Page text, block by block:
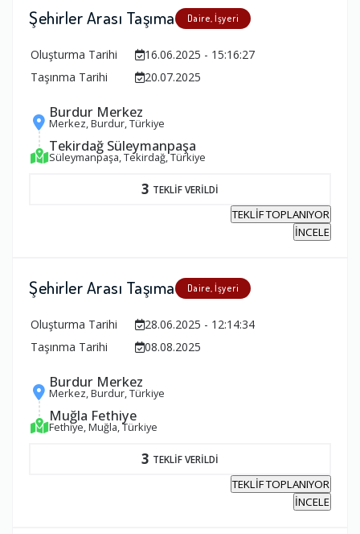
Şehirler Arası Taşıma Daire, İşyeri
Oluşturma Tarihi
16.06.2025 - 15:16:27
Taşınma Tarihi
20.07.2025
Burdur Merkez
Merkez, Burdur, Türkiye
Tekirdağ Süleymanpaşa
Süleymanpaşa, Tekirdağ, Türkiye
3 TEKLİF VERİLDİ
TEKLİF TOPLANIYOR
İNCELE
Şehirler Arası Taşıma Daire, İşyeri
Oluşturma Tarihi
28.06.2025 - 12:14:34
Taşınma Tarihi
08.08.2025
Burdur Merkez
Merkez, Burdur, Türkiye
Muğla Fethiye
Fethiye, Muğla, Türkiye
3 TEKLİF VERİLDİ
TEKLİF TOPLANIYOR
İNCELE